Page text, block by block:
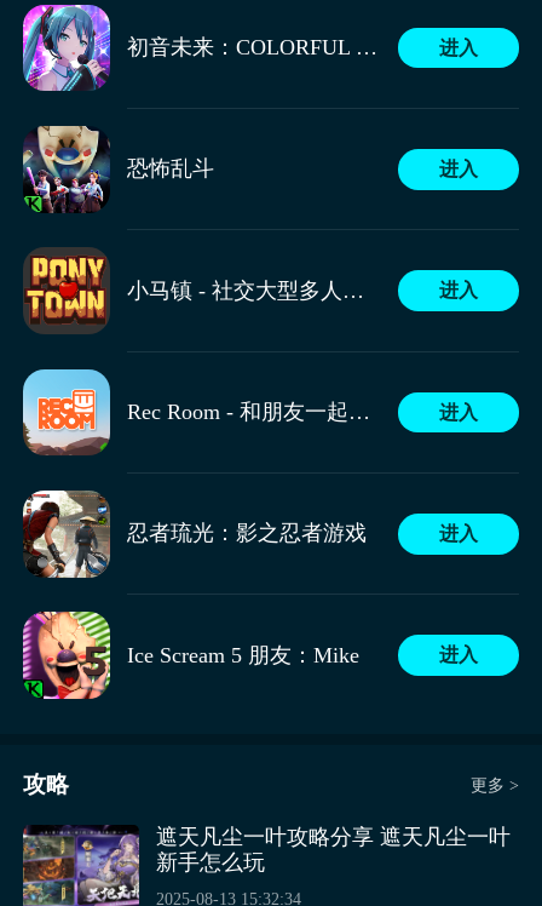
黑子的篮球街头对决兑换码，已经在上面进行了分享
了，游戏里的设定还原了动漫，所以关于这些角色是有
能，玩家可以来挑选喜欢的角色，并且根据他们的能
力，相应的位置上，联合队友一同进行篮球对抗，真实
的物理抛物线设定，会让玩家的每一次篮球比赛都很有
代入感。
必杀技“ZONE”，通过长时间的沉淀后，进入zone状
态，百分之百的投入，会让基础技能得到一次强化，进
攻技能的命中将会提升，防守技能的范围也会扩大，突
破技能的突破距离也会变得更远。常态进攻的核心连招
是，接球突破后二段突破，禁区边缘假投真扣。
这个球员还有个反盖帽技巧，突破后不直接扣篮，先做
投篮假动作，等防守者起跳后再扣篮；可在禁区边缘转
圈来调整自身的节奏，可利用身体的错位躲避盖帽。优
对抗玩法为主，玩家们所扮演的是球队的经纪人，我们
可以在游戏之中收集到各个球队的角色，然后选出适合
自己的角色来组建球队和其他的球队进行对抗。
着一场比赛，这些都是让玩家们快速熟悉游戏准备的。
然后便会回到校园，玩家们首先需要给自己起一个名
字，然后便是一系列的教学，这段教学比较长，玩家们
需要有点耐心。
1、黑子哲也
黑子哲也是原作中主角，他的必杀技“误导”可以在非持
球的状态下，利用自身存在感薄弱的特点和视线误导的
技巧，在对手眼中形成短暂消失的效果，从而可以进行
后续的传球、卡位等，合理运用能改变球场走向，他的
“加速传球”会提前做好要球的准备，并在接到球的瞬
间，用加速传球的动作，把球瞬间传递给队友，他的
“前突抢断”能从远处快速突进，将对手的球给拍飞，他
的“闪影截球”会在面对对手的传球时，飞身瞬移过去直
接把球给截断，他的“预判捡球”会靠着自己强大的预判
能力，提早进行捡球。
2、火神大我
他的“跨步接球”，会先跨步向前，在空中接取到球后，
飞身完成灌篮，他的“急停”能在突破过程中，急停转身
将对手甩开，并飞身起跳进行灌篮，他“跳跃力”能靠着
天赋般的弹跳，在对手投篮时飞身跳到更高的空中，将
初音未来：COLORFUL STAGE！ 进入
恐怖乱斗 进入
小马镇 - 社交大型多人在线角色扮演游戏 进入
Rec Room - 和朋友一起玩！ 进入
忍者琉光：影之忍者游戏 进入
Ice Scream 5 朋友：Mike 进入
攻略 更多 >
遮天凡尘一叶攻略分享 遮天凡尘一叶
新手怎么玩
2025-08-13 15:32:34